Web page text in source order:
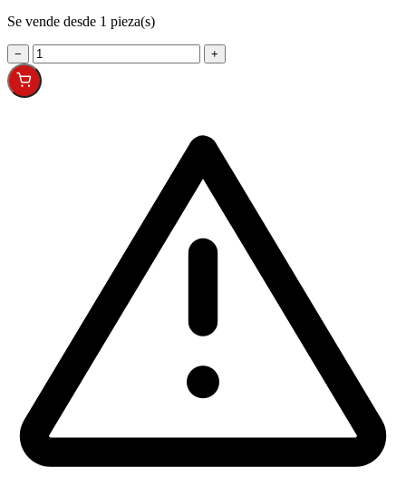
Se vende desde 1 pieza(s)
− +